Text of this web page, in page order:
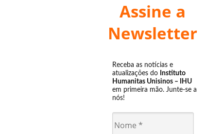
Assine a
Newsletter
Receba as notícias e
atualizações do Instituto
Humanitas Unisinos – IHU
em primeira mão. Junte-se a
nós!